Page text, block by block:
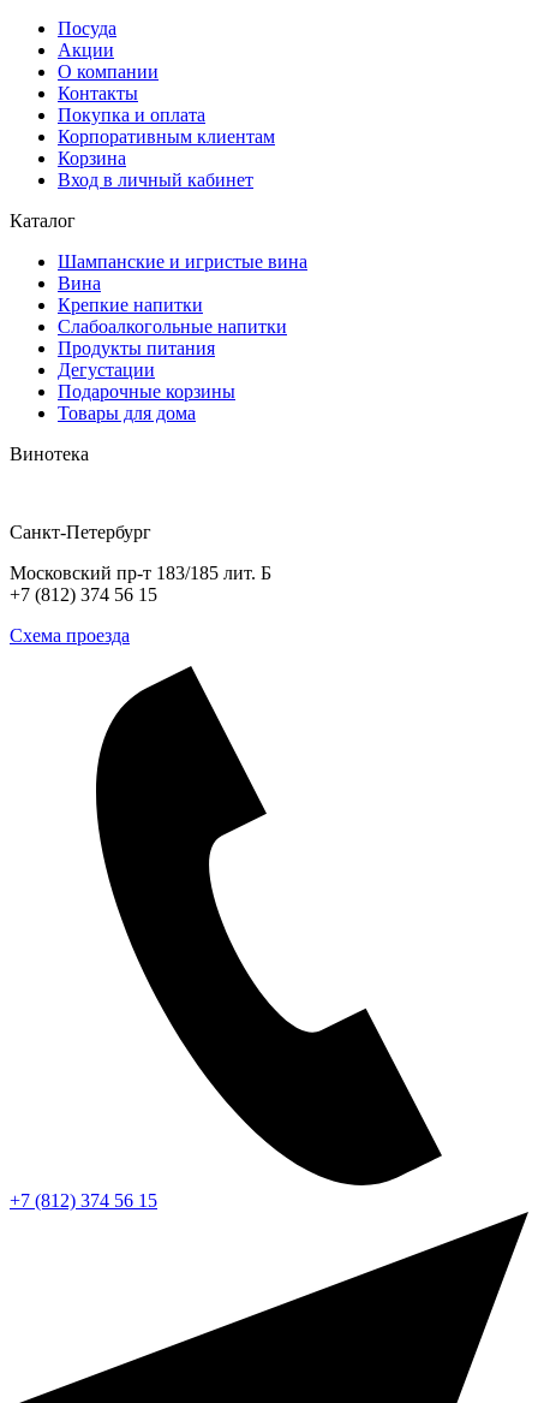
Посуда
Акции
О компании
Контакты
Покупка и оплата
Корпоративным клиентам
Корзина
Вход в личный кабинет
Каталог
Шампанские и игристые вина
Вина
Крепкие напитки
Слабоалкогольные напитки
Продукты питания
Дегустации
Подарочные корзины
Товары для дома
Винотека
Санкт-Петербург
Московский пр-т 183/185 лит. Б
+7 (812) 374 56 15
Схема проезда
+7 (812) 374 56 15